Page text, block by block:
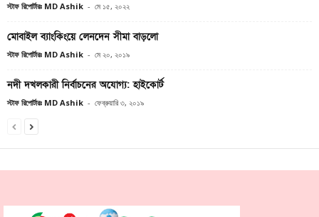
স্টাফ রিপোর্টারঃ MD Ashik - মে ১৫, ২০২২
মোবাইল ব্যাংকিংয়ে লেনদেন সীমা বাড়লো
স্টাফ রিপোর্টারঃ MD Ashik - মে ২০, ২০১৯
নদী দখলকারী নির্বাচনের অযোগ্য: হাইকোর্ট
স্টাফ রিপোর্টারঃ MD Ashik - ফেব্রুয়ারি ৩, ২০১৯